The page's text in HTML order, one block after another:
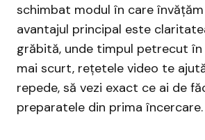
schimbat modul în care
avantajul principal este
grăbită, unde timpul petrecut
mai scurt, rețetele video te
repede, să vezi exact ce ai de
preparatele din prima încercare.